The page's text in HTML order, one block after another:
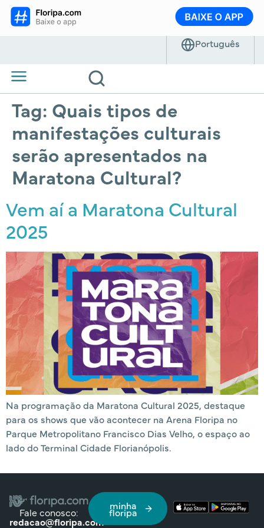
Tag: Quais tipos de
manifestações culturais
serão apresentados na
Maratona Cultural?
Vem aí a Maratona Cultural
2025
Na programação da Maratona Cultural 2025, destaque
para os shows que vão acontecer na Arena Floripa no
Parque Metropolitano Francisco Dias Velho, o espaço ao
lado do Terminal Cidade Florianópolis.
Fale conosco:
redacao@floripa.com
minha
floripa